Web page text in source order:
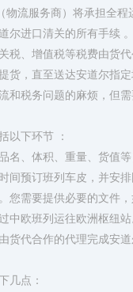
物流服务商）将承担全程
进口清关的所有手续 。
税、增值税等税费由货
，直至送达安道尔指定
和税务问题的麻烦，但
以下环节 ：
名、体积、重量、货值等
间预订班列车皮，并安
需要提供必要的文件，
中欧班列运往欧洲枢纽站
货代合作的代理完成安
几点：